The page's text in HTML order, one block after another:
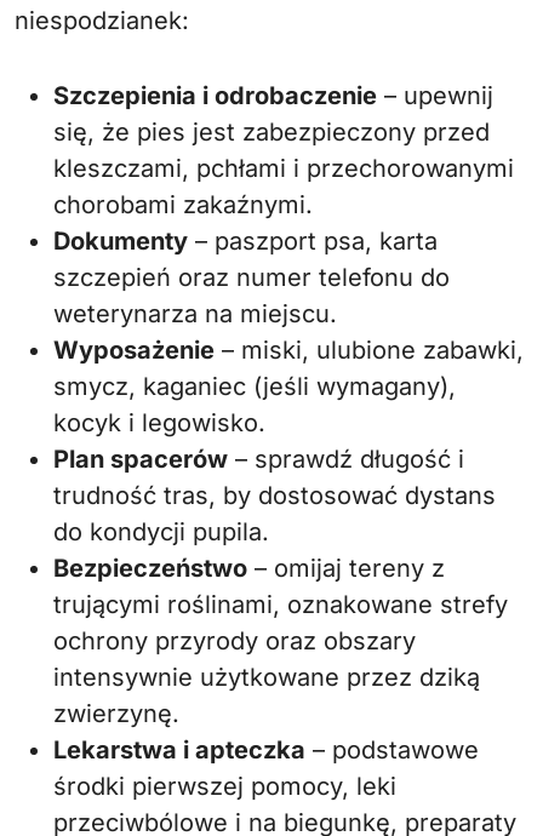
niespodzianek:
Szczepienia i odrobaczenie – upewnij
się, że pies jest zabezpieczony przed
kleszczami, pchłami i przechorowanymi
chorobami zakaźnymi.
Dokumenty – paszport psa, karta
szczepień oraz numer telefonu do
weterynarza na miejscu.
Wyposażenie – miski, ulubione zabawki,
smycz, kaganiec (jeśli wymagany),
kocyk i legowisko.
Plan spacerów – sprawdź długość i
trudność tras, by dostosować dystans
do kondycji pupila.
Bezpieczeństwo – omijaj tereny z
trującymi roślinami, oznakowane strefy
ochrony przyrody oraz obszary
intensywnie użytkowane przez dziką
zwierzynę.
Lekarstwa i apteczka – podstawowe
środki pierwszej pomocy, leki
przeciwbólowe i na biegunkę, preparaty